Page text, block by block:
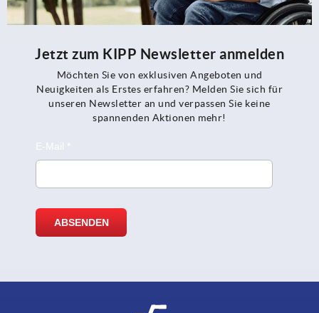
Jetzt zum KIPP Newsletter anmelden
Möchten Sie von exklusiven Angeboten und
Neuigkeiten als Erstes erfahren? Melden Sie sich für
unseren Newsletter an und verpassen Sie keine
spannenden Aktionen mehr!